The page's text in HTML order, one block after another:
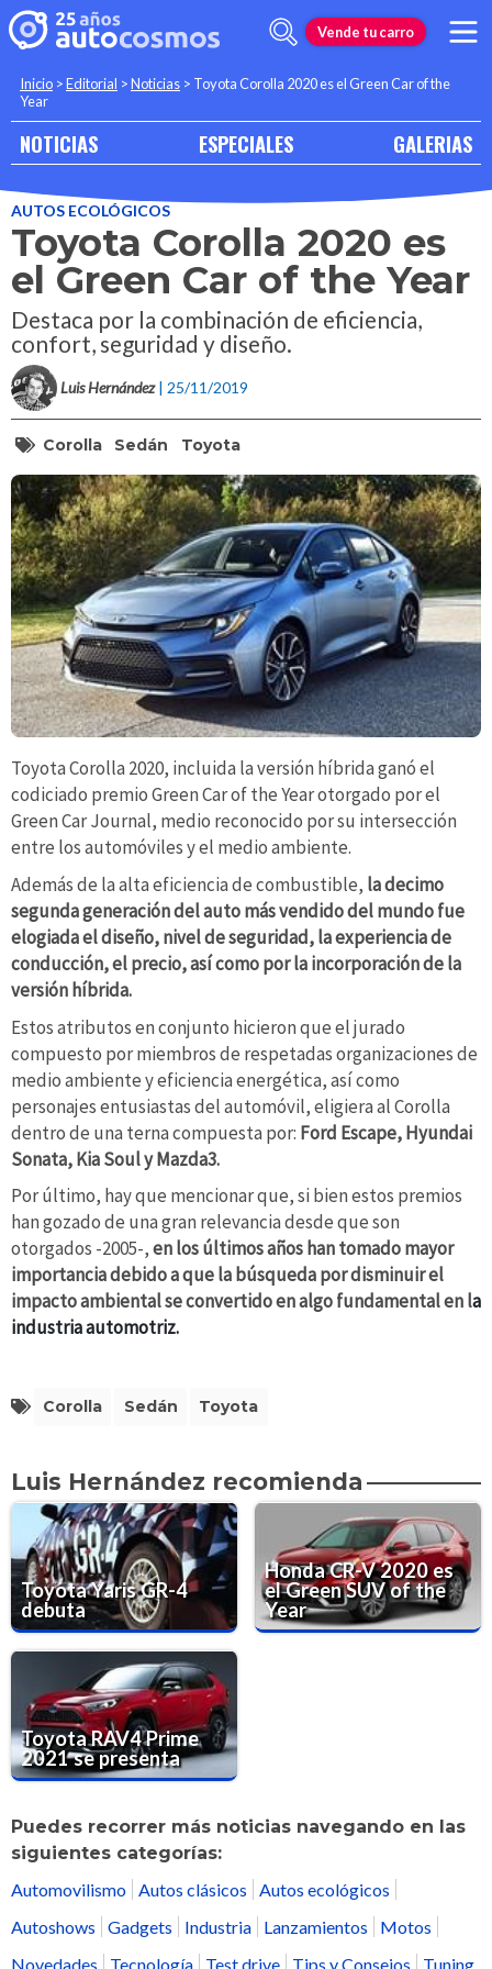
Vende tu carro
Inicio >Editorial >Noticias > Toyota Corolla 2020 es el Green Car of the
Year
NOTICIAS ESPECIALES GALERIAS
AUTOS ECOLÓGICOS
Toyota Corolla 2020 es
el Green Car of the Year
Destaca por la combinación de eficiencia,
confort, seguridad y diseño.
Luis Hernández | 25/11/2019
Corolla Sedán Toyota
Toyota Corolla 2020, incluida la versión híbrida ganó el
codiciado premio Green Car of the Year otorgado por el
Green Car Journal, medio reconocido por su intersección
entre los automóviles y el medio ambiente.
Además de la alta eficiencia de combustible, la decimo
segunda generación del auto más vendido del mundo fue
elogiada el diseño, nivel de seguridad, la experiencia de
conducción, el precio, así como por la incorporación de la
versión híbrida.
Estos atributos en conjunto hicieron que el jurado
compuesto por miembros de respetadas organizaciones de
medio ambiente y eficiencia energética, así como
personajes entusiastas del automóvil, eligiera al Corolla
dentro de una terna compuesta por: Ford Escape, Hyundai
Sonata, Kia Soul y Mazda3.
Por último, hay que mencionar que, si bien estos premios
han gozado de una gran relevancia desde que son
otorgados -2005-,en los últimos años han tomado mayor
importancia debido a que la búsqueda por disminuir el
impacto ambiental se convertido en algo fundamental en la
industria automotriz.
Corolla Sedán Toyota
Luis Hernández recomienda
Toyota Yaris GR-4
debuta
Honda CR-V 2020 es
el Green SUV of the
Year
Toyota RAV4 Prime
2021 se presenta
Puedes recorrer más noticias navegando en las
siguientes categorías:
Automovilismo Autos clásicos
Autos ecológicos
Autoshows
Gadgets Industria Lanzamientos
Motos
Novedades
Tecnología Test drive Tips y Consejos Tuning